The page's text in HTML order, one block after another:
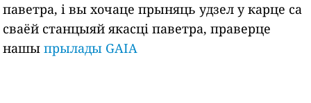
паветра, і вы хочаце прыняць удзел у карце са
сваёй станцыяй якасці паветра, праверце
нашыпрылады GAIA